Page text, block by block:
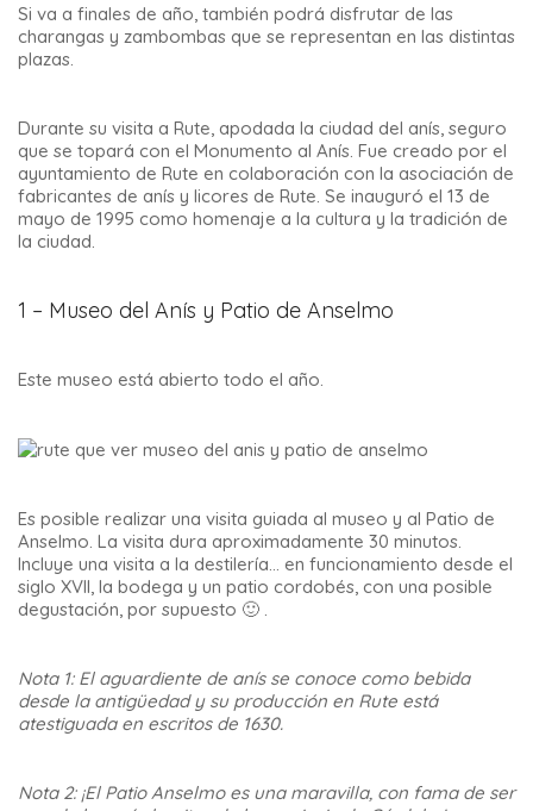
Si va a finales de año, también podrá disfrutar de las
charangas y zambombas que se representan en las distintas
plazas.
Durante su visita a Rute, apodada la ciudad del anís, seguro
que se topará con el Monumento al Anís. Fue creado por el
ayuntamiento de Rute en colaboración con la asociación de
fabricantes de anís y licores de Rute. Se inauguró el 13 de
mayo de 1995 como homenaje a la cultura y la tradición de
la ciudad.
1 – Museo del Anís y Patio de Anselmo
Este museo está abierto todo el año.
Es posible realizar una visita guiada al museo y al Patio de
Anselmo. La visita dura aproximadamente 30 minutos.
Incluye una visita a la destilería… en funcionamiento desde el
siglo XVII, la bodega y un patio cordobés, con una posible
degustación, por supuesto 🙂 .
Nota 1: El aguardiente de anís se conoce como bebida
desde la antigüedad y su producción en Rute está
atestiguada en escritos de 1630.
Nota 2: ¡El Patio Anselmo es una maravilla, con fama de ser